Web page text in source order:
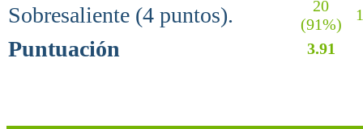
Sobresaliente (4 puntos).
20
(91%)
Puntuación 3.91